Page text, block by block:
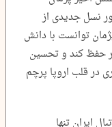
نسل جدیدی از
توانست با دانش
حفظ کند و تحسین
در قلب اروپا پرچم
ایران تنها